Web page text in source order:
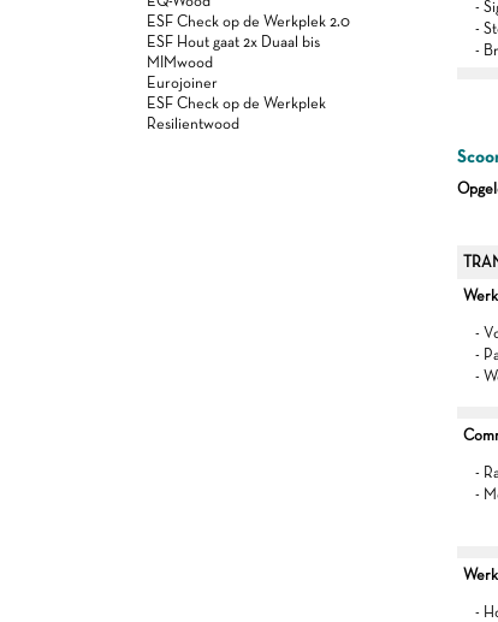
ESF Check op de Werkplek 2.0
ESF Hout gaat 2x Duaal bis
MIMwood
Eurojoiner
ESF Check op de Werkplek
Resilientwood
-
-
-
-
-
-
-
-
-